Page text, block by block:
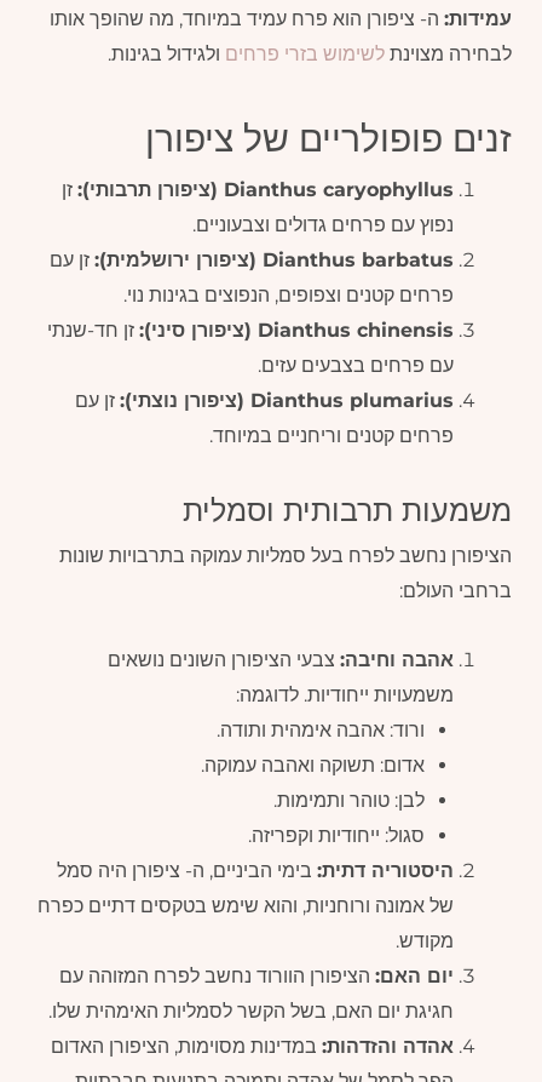
עמידות: ה- ציפורן הוא פרח עמיד במיוחד, מה שהופך אותו
לבחירה מצוינת לשימוש בזרי פרחים ולגידול בגינות.
זנים פופולריים של ציפורן
Dianthus caryophyllus (ציפורן תרבותי):
זן
נפוץ עם פרחים גדולים וצבעוניים.
Dianthus barbatus (ציפורן ירושלמית):
זן עם
פרחים קטנים וצפופים, הנפוצים בגינות נוי.
Dianthus chinensis (ציפורן סיני):
זן חד-שנתי
עם פרחים בצבעים עזים.
Dianthus plumarius (ציפורן נוצתי):
זן עם
פרחים קטנים וריחניים במיוחד.
משמעות תרבותית וסמלית
הציפורן נחשב לפרח בעל סמליות עמוקה בתרבויות שונות
ברחבי העולם:
אהבה וחיבה: צבעי הציפורן השונים נושאים
משמעויות ייחודיות. לדוגמה:
ורוד: אהבה אימהית ותודה.
אדום: תשוקה ואהבה עמוקה.
לבן: טוהר ותמימות.
סגול: ייחודיות וקפריזה.
היסטוריה דתית: בימי הביניים, ה- ציפורן היה סמל
של אמונה ורוחניות, והוא שימש בטקסים דתיים כפרח
מקודש.
יום האם: הציפורן הוורוד נחשב לפרח המזוהה עם
חגיגת יום האם, בשל הקשר לסמליות האימהית שלו.
אהדה והזדהות: במדינות מסוימות, הציפורן האדום